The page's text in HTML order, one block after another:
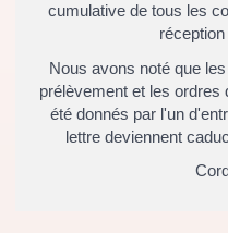
cumulative de tous les
Nous avons noté que
prélèvement et les ordres
été donnés par l'un
lettre deviennent